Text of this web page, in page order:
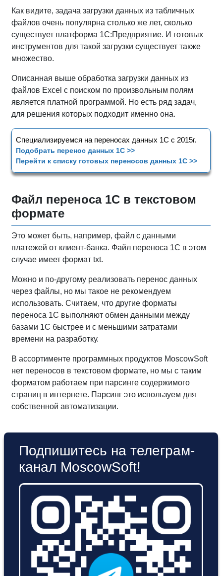
Как видите, задача загрузки данных из табличных
файлов очень популярна столько же лет, сколько
существует платформа 1С:Предприятие. И готовых
инструментов для такой загрузки существует также
множество.
Описанная выше обработка загрузки данных из
файлов Excel с поиском по произвольным полям
является платной программой. Но есть ряд задач,
для решения которых подходит именно она.
Специализируемся на переносах данных 1С с 2015г.
Подобрать перенос данных 1С >>
Перейти к списку готовых переносов данных 1С >>
Файл переноса 1С в текстовом
формате
Это может быть, например, файл с данными
платежей от клиент-банка. Файл переноса 1С в этом
случае имеет формат txt.
Можно и по-другому реализовать перенос данных
через файлы, но мы такое не рекомендуем
использовать. Считаем, что другие форматы
переноса 1С выполняют обмен данными между
базами 1С быстрее и с меньшими затратами
времени на разработку.
В ассортименте программных продуктов MoscowSoft
нет переносов в текстовом формате, но мы с таким
форматом работаем при парсинге содержимого
страниц в интернете. Парсинг это используем для
собственной автоматизации.
Подпишитесь на телеграм-
канал MoscowSoft!